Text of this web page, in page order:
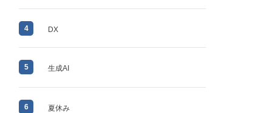
4 DX
5 生成AI
6 夏休み